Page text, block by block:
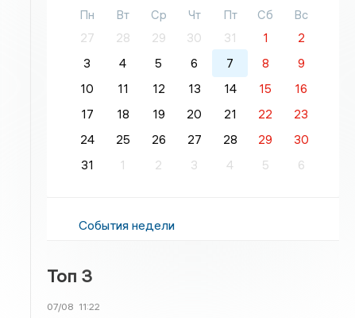
Пн Вт Ср Чт Пт Сб
Вс
27
28 29 30 31 1
2
3
4 5 6 7 8
9
10
11 12 13 14 15
16
17
18 19 20 21 22
23
24
25 26 27 28 29
30
31
1 2 3 4 5 6
События недели
Топ 3
07/08 11:22